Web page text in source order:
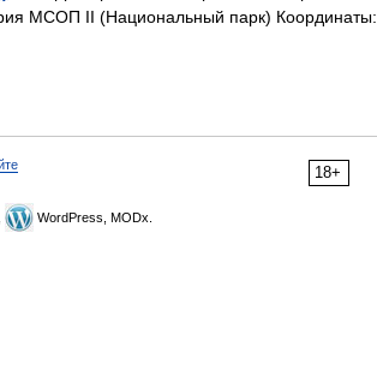
МСОП II (Национальный парк) Координаты:
18+
WordPress, MODx.